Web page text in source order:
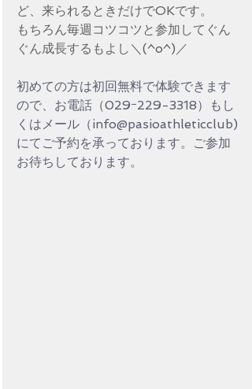
ど、来られるときだけでOKです。
もちろん毎週コツコツと参加してぐん
ぐん成長するもよし＼(^o^)／
初めての方は初回無料で体験できます
ので、お電話（029ｰ229-3318）もし
くはメール（info@pasioathleticclub)
にてご予約を承っております。ご参加
お待ちしております。